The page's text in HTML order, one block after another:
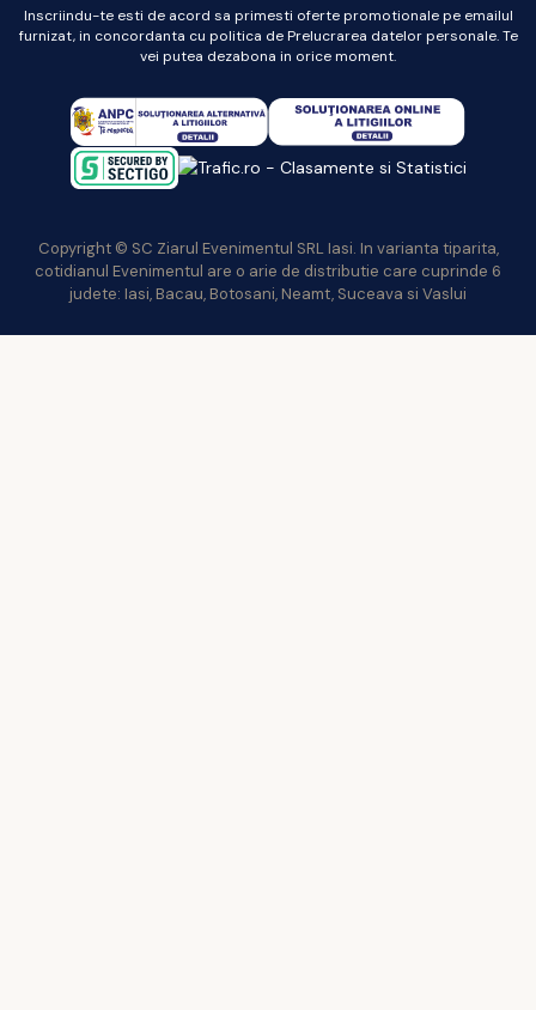
Inscriindu-te esti de acord sa primesti oferte promotionale pe emailul
furnizat, in concordanta cu politica de Prelucrarea datelor personale. Te
vei putea dezabona in orice moment.
Copyright © SC Ziarul Evenimentul SRL Iasi. In varianta tiparita,
cotidianul Evenimentul are o arie de distributie care cuprinde 6
judete: Iasi, Bacau, Botosani, Neamt, Suceava si Vaslui